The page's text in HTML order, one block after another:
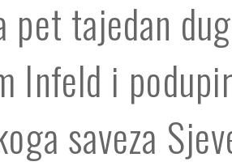
pet tajedan
Infeld i
saveza